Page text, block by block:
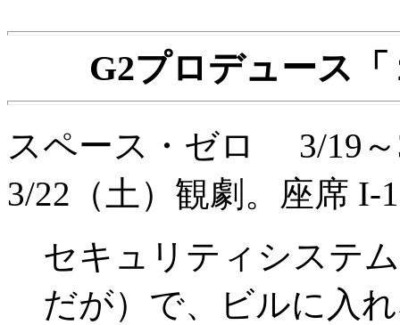
G2プロデュース
スペース・ゼロ 3/19
3/22（土）観劇。座席 I-1
セキュリティシステ
だが）で、ビルに入